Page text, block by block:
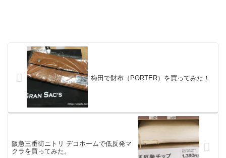
梅田で財布（PORTER）を買ってみた！
阪急三番街ニトリ デコホームで低反発マ
クラを買ってみた。